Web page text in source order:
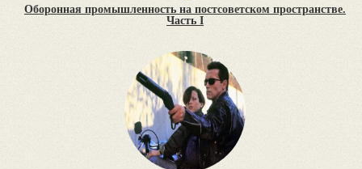
Оборонная промышленность на постсоветском пространстве.
Часть I